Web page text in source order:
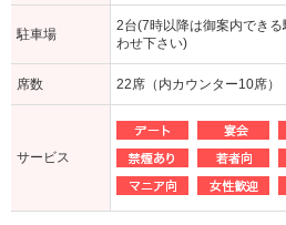
駐車場
2台(7時以降は御案内でき
わせ下さい)
席数 22席（内カウンター10席）
サービス